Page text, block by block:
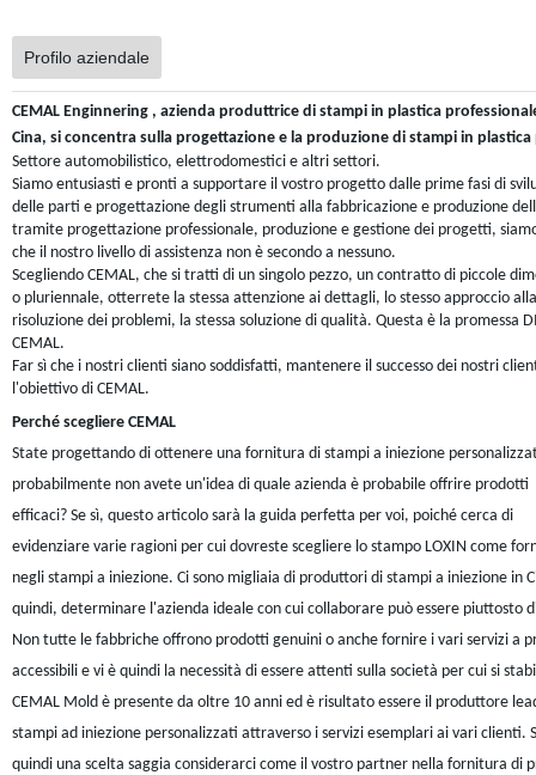
Profilo aziendale
CEMAL Enginnering, azienda produttrice di stampi in plastica
Cina, si concentra sulla progettazione e la produzione di stampi in plastica
Settore automobilistico, elettrodomestici e altri settori.
Siamo entusiasti e pronti a supportare il vostro progetto dalle prime fasi di
delle parti e progettazione degli strumenti alla fabbricazione e produzione
tramite progettazione professionale, produzione e gestione dei progetti,
che il nostro livello di assistenza non è secondo a nessuno.
Scegliendo CEMAL, che si tratti di un singolo pezzo, un contratto di piccole
o pluriennale, otterrete la stessa attenzione ai dettagli, lo stesso approccio alla
risoluzione dei problemi, la stessa soluzione di qualità. Questa è la promessa
CEMAL.
Far sì che i nostri clienti siano soddisfatti, mantenere il successo dei nostri
l'obiettivo di CEMAL.
Perché scegliere CEMAL
State progettando di ottenere una fornitura di stampi a iniezione
probabilmente non avete un'idea di quale azienda è probabile offrire prodotti
efficaci? Se sì, questo articolo sarà la guida perfetta per voi, poiché cerca di
evidenziare varie ragioni per cui dovreste scegliere lo stampo LOXIN come
negli stampi a iniezione. Ci sono migliaia di produttori di stampi a iniezione in
quindi, determinare l'azienda ideale con cui collaborare può essere piuttosto
Non tutte le fabbriche offrono prodotti genuini o anche fornire i vari servizi a
accessibili e vi è quindi la necessità di essere attenti sulla società per cui si
CEMAL Mold è presente da oltre 10 anni ed è risultato essere il produttore
stampi ad iniezione personalizzati attraverso i servizi esemplari ai vari clienti.
quindi una scelta saggia considerarci come il vostro partner nella fornitura di